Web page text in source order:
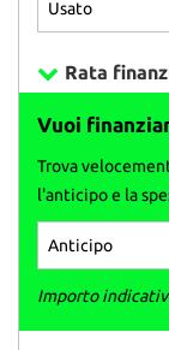
Rata
Vuoi
Trova
l'anticipo e la
Importo